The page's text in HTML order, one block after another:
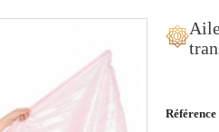
utilisons desRéférence